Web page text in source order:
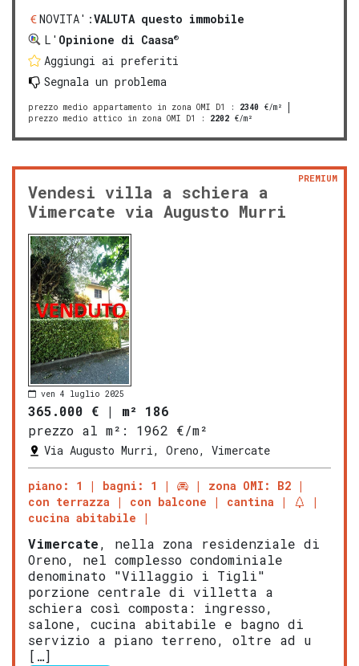
NOVITA':VALUTA questo immobile
L' Opinione di Caasa®
Aggiungi ai preferiti
Segnala un problema
prezzo medio appartamento in zona OMI D1 : 2340 €/m²
prezzo medio attico in zona OMI D1
: 2202 €/m²
Vendesi villa a schiera a
Vimercate via Augusto Murri
PREMIUM
ven 4 luglio 2025
365.000 € | m² 186
prezzo al m²:
1962 €/m²
Via Augusto Murri, Oreno, Vimercate
piano: 1 bagni: 1
zona OMI: B2
con terrazza
con balcone
cantina
cucina abitabile
Vimercate, nella zona residenziale di
Oreno, nel complesso condominiale
denominato "Villaggio i Tigli"
porzione centrale di villetta a
schiera così composta: ingresso,
salone, cucina abitabile e bagno di
servizio a piano terreno, oltre ad u
[…]